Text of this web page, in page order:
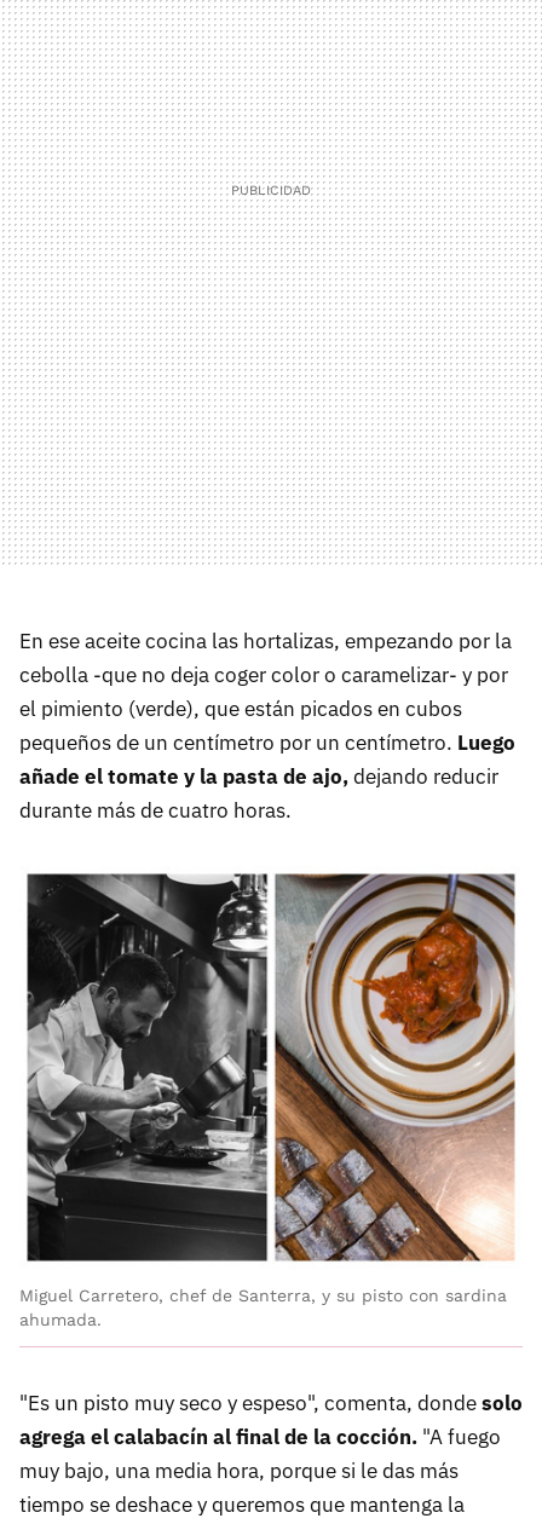
En ese aceite cocina las hortalizas, empezando por la
cebolla -que no deja coger color o caramelizar- y por
el pimiento (verde), que están picados en cubos
pequeños de un centímetro por un centímetro. Luego
añade el tomate y la pasta de ajo,dejando reducir
durante más de cuatro horas.
Miguel Carretero, chef de Santerra, y su pisto con sardina
ahumada.
"Es un pisto muy seco y espeso", comenta, dondesolo
agrega el calabacín al final de la cocción. "A fuego
muy bajo, una media hora, porque si le das más
tiempo se deshace y queremos que mantenga la